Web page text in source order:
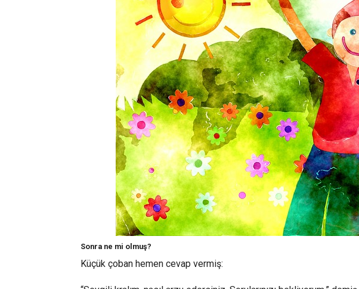
Sonra ne mi olmuş?
Küçük çoban hemen cevap vermiş: